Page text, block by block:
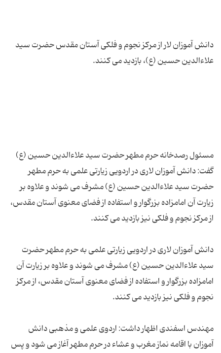
دانش آموزان لار از مركز نجوم و فلكی آستان مقدس حضرت سید
مسئول رصدخانه حرم مطهر حضرت سید علاءالدین حسین (ع)
گفت: دانش آموزان لاری در اردویی زیارتی علمی به حرم مطهر
حضرت سید علاءالدین حسین (ع) مشرف می شوند و علاوه بر
زیارت آن امامزاده بزرگوار و استفاده از فضای معنوی آستان مقدس،
دانش آموزان لاری در اردویی زیارتی علمی به حرم مطهر حضرت
سید علاءالدین حسین (ع) مشرف می شوند و علاوه بر زیارت آن
امامزاده بزرگوار و استفاده از فضای معنوی آستان مقدس، از مركز
مهندس اسفندی اظهار داشت: اردوی علمی و مذهبی دانش
آموزان با اقامه نماز مغرب و عشاء در حرم مطهر آغاز می شود و پس